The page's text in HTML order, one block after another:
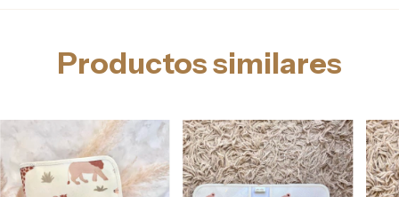
Productos similares